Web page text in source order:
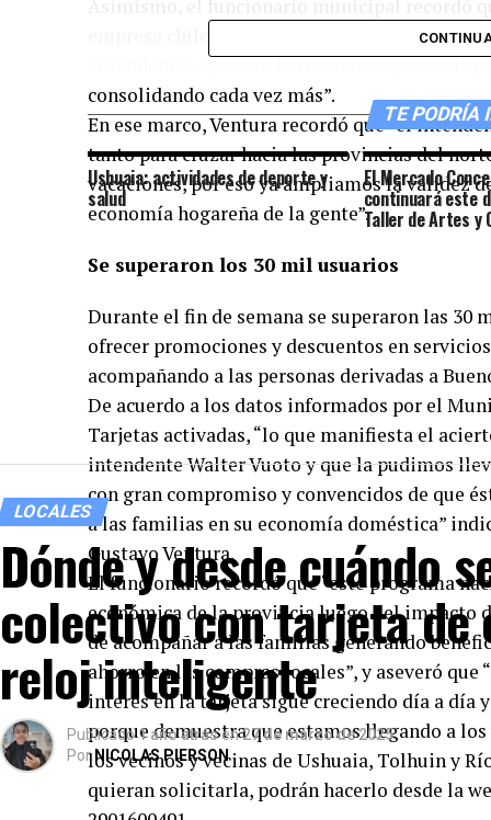
empresa chilena, se observó una mayor
entendemos que esta herramienta generada
consolidando cada vez más”.
En ese marco, Ventura recordó que “el
tanto para cruzar hacia las provincias del
vacaciones, por eso ya ampliamos la validez
economía hogareña de la gente”.
Se superaron los 30 mil usuarios
Durante el fin de semana se superaron las
ofrecer promociones y descuentos en
acompañando a las personas derivadas a
De acuerdo a los datos informados por el
Tarjetas activadas, “lo que manifiesta el
intendente Walter Vuoto y que la pudimos
con gran compromiso y convencidos de que
a las familias en su economía doméstica”
Gustavo Ventura.
El funcionario recordó que “este programa
económica de la provincia luego del impacto
de acompañar a las familias generando
ahorro en las compras locales”, y aseveró
interés en la tarjeta sigue creciendo día a día
porque demuestra que estamos llegando a
los vecinos y vecinas de Ushuaia, Tolhuin y
quieran solicitarla, podrán hacerlo desde la
TE PODRÍA
Ushuaia: actividades de deporte y
salud
El Mercado
continuará este
Taller de Artes y
LOCALES
Dónde y desde cuándo
colectivo con tarjeta
reloj inteligente
Publicado 1 año atrásen27 de marzo de 2025
Por NICOLAS PIERSON